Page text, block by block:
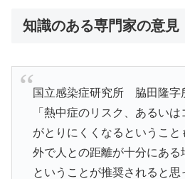
知識のある専門家の意見
国立感染症研究所 脇田隆字
「熱中症のリスク、あるい
がとりにくくなるということ
外で人との距離が十分にある
ということが推奨されると思